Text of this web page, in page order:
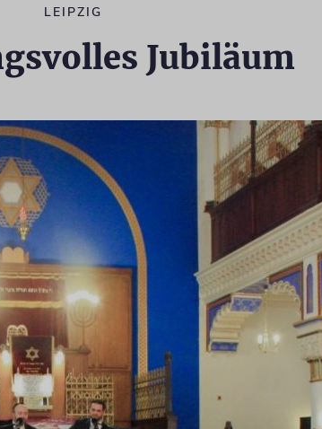
LEIPZIG
Jubiläum